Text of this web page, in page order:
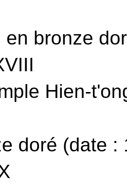
en bronze
Hien-
doré (date :